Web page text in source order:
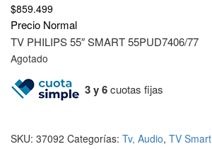
$859.499
Precio Normal
TV PHILIPS 55″ SMART 55PUD7406/77
Agotado
3 y 6cuotas fijas
SKU: 37092 Categorías: Tv, Audio, TV Smart